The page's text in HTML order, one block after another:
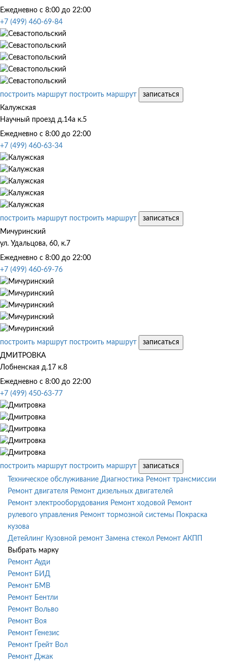
Ежедневно с 8:00 до 22:00
+7 (499) 460-69-84
построить маршрут построить маршрут
записаться
Калужская
Научный проезд д.14а к.5
Ежедневно с 8:00 до 22:00
+7 (499) 460-63-34
построить маршрут построить маршрут
записаться
Мичуринский
ул. Удальцова, 60, к.7
Ежедневно с 8:00 до 22:00
+7 (499) 460-69-76
построить маршрут построить маршрут
записаться
ДМИТРОВКА
Лобненская д.17 к.8
Ежедневно с 8:00 до 22:00
+7 (499) 450-63-77
построить маршрут построить маршрут
записаться
Техническое обслуживание Диагностика Ремонт трансмиссии
Ремонт двигателя Ремонт дизельных двигателей
Ремонт электрооборудования Ремонт ходовой Ремонт
рулевого управления Ремонт тормозной системы
Покраска
кузова
Детейлинг Кузовной ремонт Замена стекол Ремонт АКПП
Выбрать марку
Ремонт Ауди
Ремонт БИД
Ремонт БМВ
Ремонт Бентли
Ремонт Вольво
Ремонт Воя
Ремонт Генезис
Ремонт Грейт Вол
Ремонт Джак